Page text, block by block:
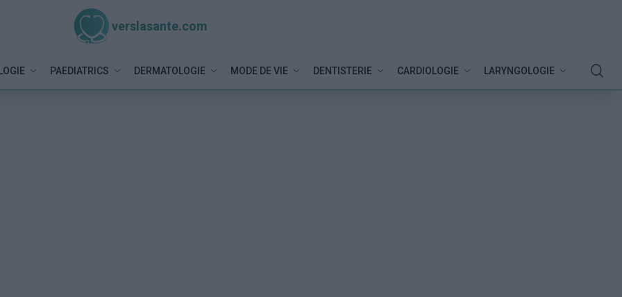
verslasante.com
PAEDIATRICS DERMATOLOGIE MODE DE VIE DENTISTERIE CARDIOLOGIE LARYNGOLOGIE